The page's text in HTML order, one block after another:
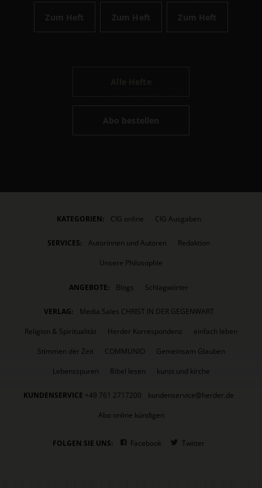
Zum Heft Zum Heft Zum Heft
Abo bestellen
KATEGORIEN: CIG online CIG Ausgaben
SERVICES: Autorinnen und Autoren
Redaktion
Unsere Philosophie
ANGEBOTE: Blogs Schlagwörter
VERLAG:
Media Sales CHRIST IN DER GEGENWART
Religion & Spiritualität
Herder Korrespondenz
einfach leben
Stimmen der Zeit
COMMUNIO
Gemeinsam Glauben
Lebensspuren
Bibel lesen kunst und kirche
KUNDENSERVICE +49 761 2717200
kundenservice@herder.de
Abo online kündigen
FOLGEN SIE UNS: Facebook Twitter